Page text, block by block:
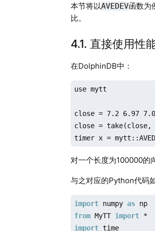
GPRO   2020.03.13
本节将以AVEDEV函数为
比。
4.1. 直接使用性
在DolphinDB中：
use mytt
close = 7.2 6.97
close = take(close,
timer x =
对一个长度为100000的
与之对应的Python代码
import numpy as
from MyTT import
import time